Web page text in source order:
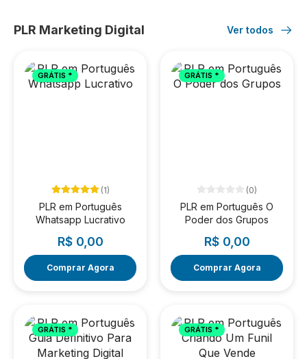
PLR Marketing Digital Ver todos
GRÁTIS *
(1)
PLR em Português
Whatsapp Lucrativo
R$ 0,00
Comprar Agora
GRÁTIS *
(0)
PLR em Português O
Poder dos Grupos
R$ 0,00
Comprar Agora
GRÁTIS * GRÁTIS *